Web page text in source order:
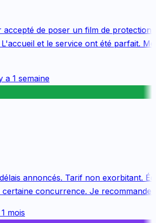
de poser un film de protection
et le service ont été parfait.
1 semaine
annoncés. Tarif non exorbitant.
concurrence. Je recommande
mois